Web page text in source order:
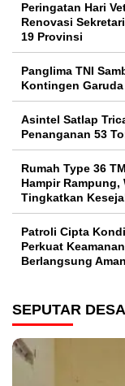
Peringatan Hari
Renovasi
19 Provinsi
Panglima TNI
Kontingen Garuda
Asintel Satlap
Penanganan 53
Rumah Type 36
Hampir
Tingkatkan
Patroli Cipta
Perkuat
Berlangsung
SEPUTAR DESA